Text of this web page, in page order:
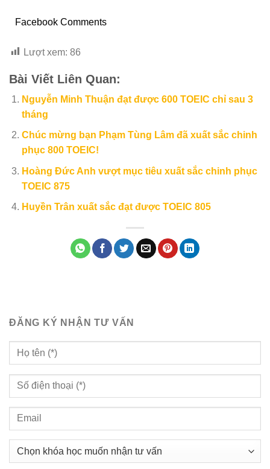
Facebook Comments
Lượt xem: 86
Bài Viết Liên Quan:
Nguyễn Minh Thuận đạt được 600 TOEIC chỉ sau 3
tháng
Chúc mừng bạn Phạm Tùng Lâm đã xuất sắc chinh
phục 800 TOEIC!
Hoàng Đức Anh vượt mục tiêu xuất sắc chinh phục
TOEIC 875
Huyền Trân xuất sắc đạt được TOEIC 805
ĐĂNG KÝ NHẬN TƯ VẤN